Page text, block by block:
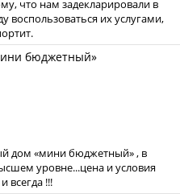
что нам задекларировали в
воспользоваться их услугами,
дом «мини бюджетный» , в
уровне...цена и условия
всегда !!!